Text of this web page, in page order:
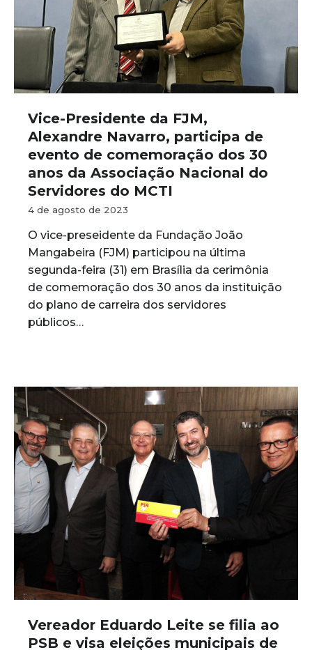
Vice-Presidente da FJM,
Alexandre Navarro, participa de
evento de comemoração dos 30
anos da Associação Nacional do
Servidores do MCTI
4 de agosto de 2023
O vice-preseidente da Fundação João
Mangabeira (FJM) participou na última
segunda-feira (31) em Brasília da cerimônia
de comemoração dos 30 anos da instituição
do plano de carreira dos servidores
públicos…
Vereador Eduardo Leite se filia ao
PSB e visa eleições municipais de